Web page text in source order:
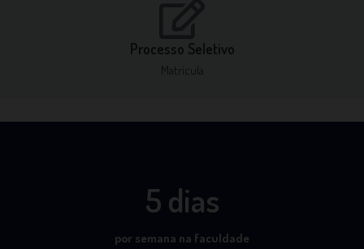
Processo Seletivo
Matrícula
5 dias
por semana na faculdade